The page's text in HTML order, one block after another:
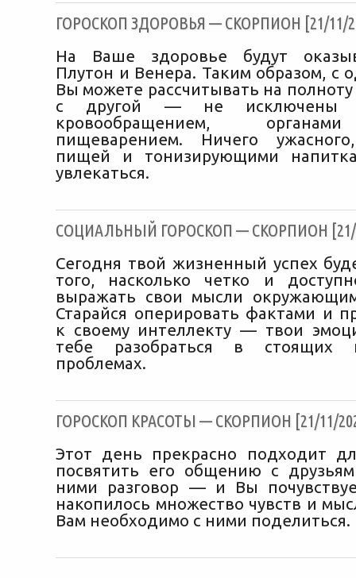
ГОРОСКОП ЗДОРОВЬЯ — СКОРПИОН [21/11/
На Ваше здоровье будут
Плутон и Венера. Таким образом, с
Вы можете рассчитывать на полноту
с другой — не исключены
кровообращением,
пищеварением. Ничего
пищей и тонизирующими
увлекаться.
CОЦИАЛЬНЫЙ ГОРОСКОП — СКОРПИОН [21/
Сегодня твой жизненный успех
того, насколько четко и
выражать свои мысли
Старайся оперировать фактами и
к своему интеллекту — твои
тебе разобраться в стоящих
проблемах.
ГОРОСКОП КРАСОТЫ — СКОРПИОН [21/11/
Этот день прекрасно подходит
посвятить его общению с
ними разговор — и Вы
накопилось множество чувств и
Вам необходимо с ними поделиться.